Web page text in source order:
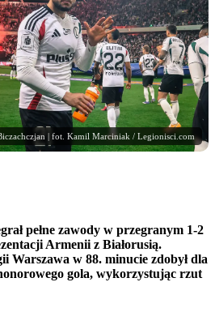
| fot. Kamil Marciniak / Legionisci.com
pełne zawody w przegranym 1-2
Armenii z Białorusią.
Warszawa w 88. minucie zdobył dla
gola, wykorzystując rzut